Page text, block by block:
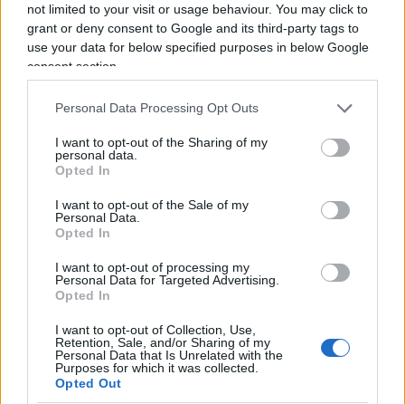
not limited to your visit or usage behaviour. You may click to
grant or deny consent to Google and its third-party tags to
use your data for below specified purposes in below Google
consent section.
Personal Data Processing Opt Outs
I want to opt-out of the Sharing of my
personal data.
Opted In
I want to opt-out of the Sale of my
Personal Data.
Opted In
I want to opt-out of processing my
Personal Data for Targeted Advertising.
Opted In
I want to opt-out of Collection, Use,
Retention, Sale, and/or Sharing of my
Personal Data that Is Unrelated with the
Purposes for which it was collected.
Opted Out
L’Italia già da tempo è percepita come una
destinazione dove l’accoglienza è garantita senza
reali criteri di selezione e dove la permanenza,
indefinitamente. Ora si aggiunge un ulteriore
incentivo perverso: la possibilità di ottenere soldi
dallo Stato, semplicemente dichiarandosi
E non ci si illuda:questa sentenza non rimarrà
isolata. Diventerà un precedente che alimenterà
incontrollato, con nuovi ricorsi, nuove richieste di
risarcimento e un afflusso ancora maggiore di
migranti irregolari.